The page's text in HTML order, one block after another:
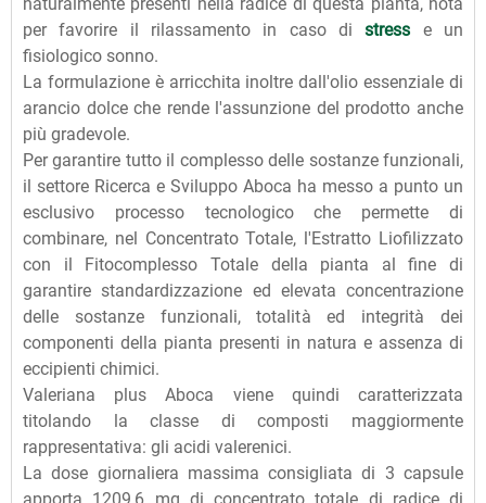
per favorire il rilassamento in caso distress e un
fisiologico sonno.
La formulazione è arricchita inoltre dall'olio essenziale di
arancio dolce che rende l'assunzione del prodotto anche
più gradevole.
Per garantire tutto il complesso delle sostanze funzionali,
il settore Ricerca e Sviluppo Aboca ha messo a punto un
esclusivo processo tecnologico che permette di
combinare, nel Concentrato Totale, l'Estratto Liofilizzato
con il Fitocomplesso Totale della pianta al fine di
garantire standardizzazione ed elevata concentrazione
delle sostanze funzionali, totalità ed integrità dei
componenti della pianta presenti in natura e assenza di
eccipienti chimici.
Valeriana plus Aboca viene quindi caratterizzata
titolando la classe di composti maggiormente
rappresentativa: gli acidi valerenici.
La dose giornaliera massima consigliata di 3 capsule